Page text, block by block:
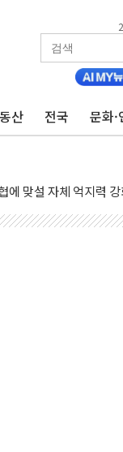
산 전국 문화·
승… STOXX 600 지수
맞설 자체 억지력 강
"